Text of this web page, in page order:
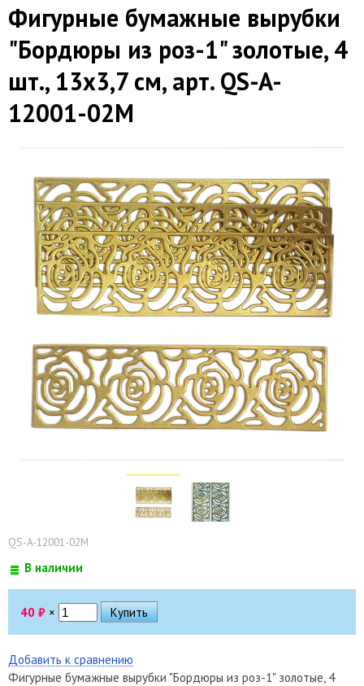
Фигурные бумажные вырубки
"Бордюры из роз-1" золотые, 4
шт., 13х3,7 см, арт. QS-A-
12001-02M
QS-A-12001-02M
В наличии
40 ₽ ×
Добавить к сравнению
Фигурные бумажные вырубки "Бордюры из роз-1" золотые, 4